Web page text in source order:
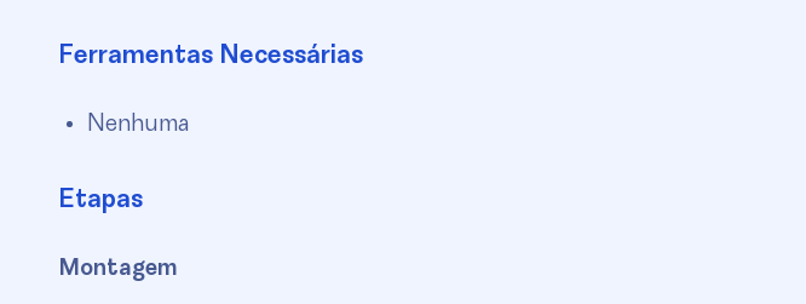
Ferramentas Necessárias
Nenhuma
Etapas
Montagem